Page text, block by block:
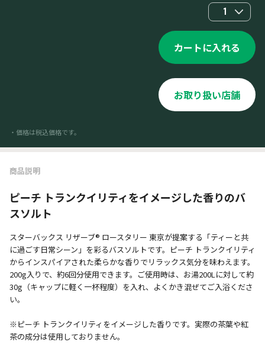
1
カートに入れる
お取り扱い店舗
・価格は税込価格です。
商品説明
ピーチ トランクイリティをイメージした香りのバ
スソルト
スターバックス リザーブ® ロースタリー 東京が提案する「ティーと共
に過ごす日常シーン」を彩るバスソルトです。ピーチ トランクイリティ
からインスパイアされた柔らかな香りでリラックス気分を味わえます。
200g入りで、約6回分使用できます。ご使用時は、お湯200Lに対して約
30g（キャップに軽く一杯程度）を入れ、よくかき混ぜてご入浴くださ
い。
※ピーチ トランクイリティをイメージした香りです。実際の茶葉や紅
茶の成分は使用しておりません。